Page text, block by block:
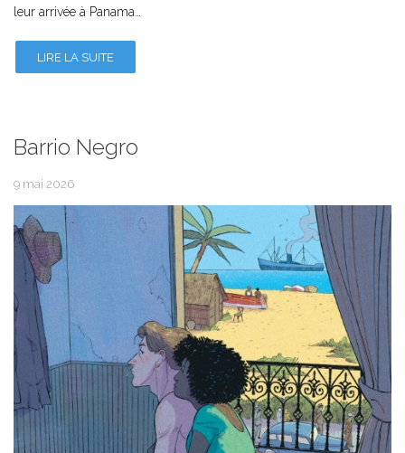
leur arrivée à Panama…
LIRE LA SUITE
Barrio Negro
9 mai 2026